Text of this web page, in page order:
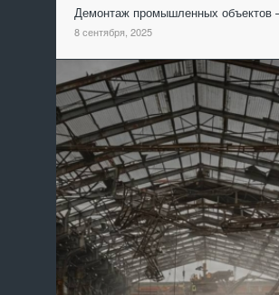
Демонтаж промышленных
8 сентября, 2025